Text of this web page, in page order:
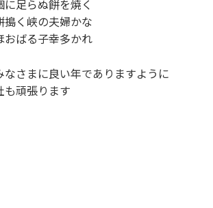
足らぬ餅を焼く
く峡の夫婦かな
ばる子幸多かれ
さまに良い年でありますように
頑張ります